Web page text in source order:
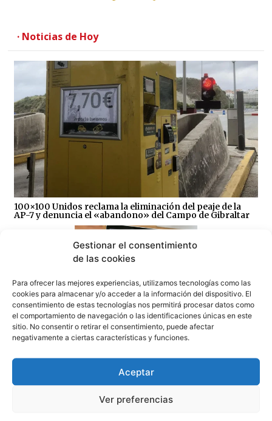
Gestionar el consentimiento
de las cookies
Para ofrecer las mejores experiencias, utilizamos tecnologías como las
cookies para almacenar y/o acceder a la información del dispositivo. El
consentimiento de estas tecnologías nos permitirá procesar datos como
el comportamiento de navegación o las identificaciones únicas en este
sitio. No consentir o retirar el consentimiento, puede afectar
negativamente a ciertas características y funciones.
Aceptar
Ver preferencias
· Noticias de Hoy
100×100 Unidos reclama la eliminación del peaje de la
AP-7 y denuncia el «abandono» del Campo de Gibraltar
Sin correos, sin Registro Civil y sin expedientes:
CSIF denuncia el colapso del Juzgado de Paz de
Tarifa
07/08/2026